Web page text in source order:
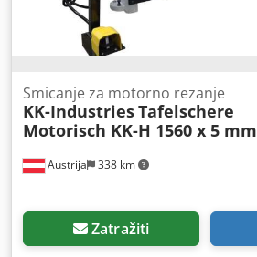
Austrija 338 km
Smicanje za motorno rezanje
KK-IndustriesTafelschere
Motorisch KK-H 1560 x 5 mm
Zatražiti